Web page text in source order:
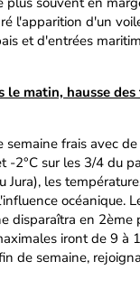
l'apparition d'un
et d'entrées
le matin, hausse
frais avec
-2°C sur les 3/4 du
Jura), les
océanique.
disparaîtra en 2ème
iront de 9 à
de semaine,